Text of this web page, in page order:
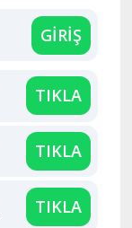
GİRİŞ
TIKLA
TIKLA
TIKLA